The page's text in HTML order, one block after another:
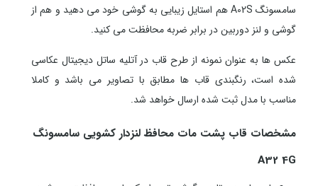
سامسونگ A02S هم استایل زیبایی به گوشی خود می دهید و هم از
گوشی و لنز دوربین در برابر ضربه محافظت می کنید.
عکس ها به عنوان نمونه از طرح قاب در آتلیه ساتل دیجیتال عکاسی
شده است، رنگبندی قاب ها مطابق با تصاویر می باشد و کاملا
مناسب با مدل ثبت شده ارسال خواهد شد.
مشخصات قاب پشت مات محافظ لنزدار کشویی سامسونگ
A32 4G